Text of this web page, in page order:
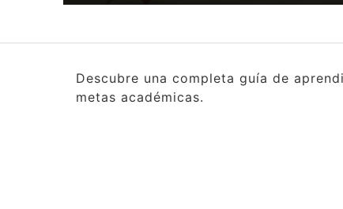
Descubre una completa guía de
metas académicas.